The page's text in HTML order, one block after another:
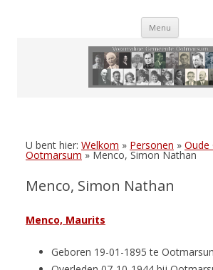
Menu Skip
U bent hier: Welkom » Personen » Oude
Ootmarsum»Menco, Simon Nathan
Menco, Simon Nathan
Menco, Maurits
Geboren 19-01-1895 te